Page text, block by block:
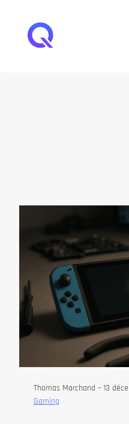
contenu
Thomas Marchand – 13
Gaming